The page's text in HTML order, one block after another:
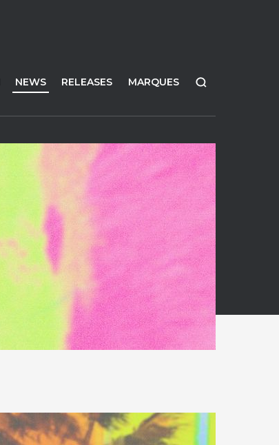
NEWS RELEASES MARQUES